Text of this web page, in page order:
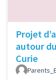
Projet
autour
Curie